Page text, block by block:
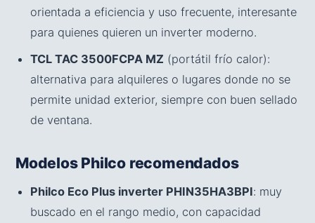
orientada a eficiencia y uso frecuente, interesante
para quienes quieren un inverter moderno.
TCL TAC 3500FCPA MZ (portátil frío calor):
alternativa para alquileres o lugares donde no se
permite unidad exterior, siempre con buen sellado
de ventana.
Modelos Philco recomendados
Philco Eco Plus inverter PHIN35HA3BPI: muy
buscado en el rango medio, con capacidad